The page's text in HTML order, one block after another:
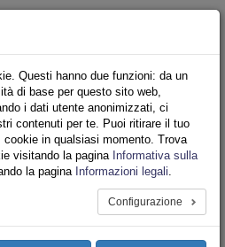
Iscriviti Online
Ricerca
Area Stampa
Privacy
VV.F.
DI BASE SETTORE VIGILI
Questi hanno due funzioni: da un
di base per questo sito web,
i dati utente anonimizzati, ci
contenuti per te. Puoi ritirare il tuo
in qualsiasi momento. Trova
visitando la pagina Informativa sulla
la pagina Informazioni legali.
Configurazione